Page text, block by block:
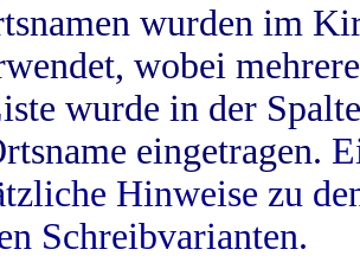
wurden im
wobei
wurde in der
eingetragen.
Hinweise zu
Schreibvarianten.